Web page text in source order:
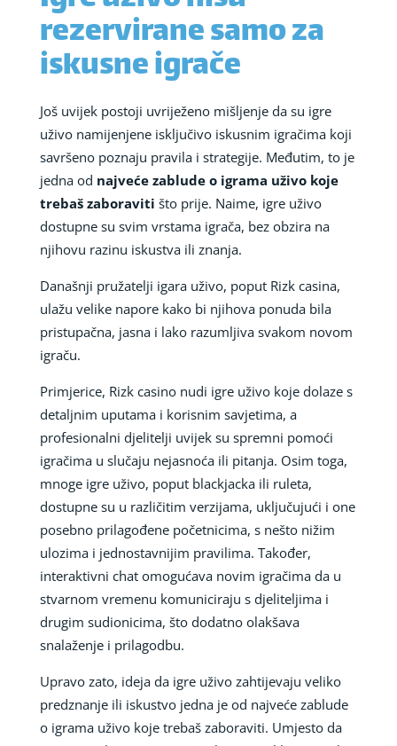
rezervirane samo za
iskusne igrače
Još uvijek postoji uvriježeno mišljenje da su igre
uživo namijenjene isključivo iskusnim igračima koji
savršeno poznaju pravila i strategije. Međutim, to je
jedna od najveće zablude o igrama uživo koje
trebaš zaboraviti što prije. Naime, igre uživo
dostupne su svim vrstama igrača, bez obzira na
njihovu razinu iskustva ili znanja.
Današnji pružatelji igara uživo, poput Rizk casina,
ulažu velike napore kako bi njihova ponuda bila
pristupačna, jasna i lako razumljiva svakom novom
igraču.
Primjerice, Rizk casino nudi igre uživo koje dolaze s
detaljnim uputama i korisnim savjetima, a
profesionalni djelitelji uvijek su spremni pomoći
igračima u slučaju nejasnoća ili pitanja. Osim toga,
mnoge igre uživo, poput blackjacka ili ruleta,
dostupne su u različitim verzijama, uključujući i one
posebno prilagođene početnicima, s nešto nižim
ulozima i jednostavnijim pravilima. Također,
interaktivni chat omogućava novim igračima da u
stvarnom vremenu komuniciraju s djeliteljima i
drugim sudionicima, što dodatno olakšava
snalaženje i prilagodbu.
Upravo zato, ideja da igre uživo zahtijevaju veliko
predznanje ili iskustvo jedna je od najveće zablude
o igrama uživo koje trebaš zaboraviti. Umjesto da